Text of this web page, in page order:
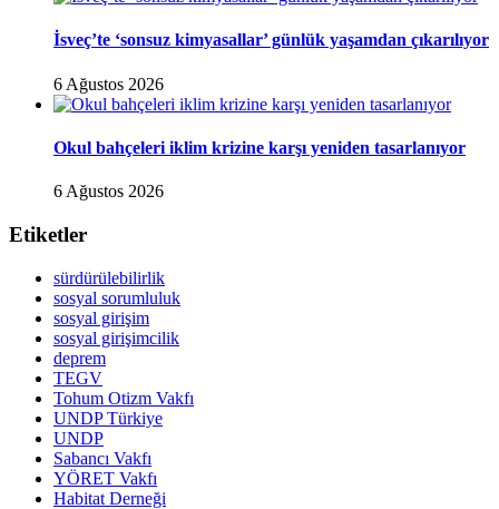
İsveç’te ‘sonsuz kimyasallar’ günlük yaşamdan çıkarılıyor
6 Ağustos 2026
Okul bahçeleri iklim krizine karşı yeniden tasarlanıyor
6 Ağustos 2026
Etiketler
sürdürülebilirlik
sosyal sorumluluk
sosyal girişim
sosyal girişimcilik
deprem
TEGV
Tohum Otizm Vakfı
UNDP Türkiye
UNDP
Sabancı Vakfı
YÖRET Vakfı
Habitat Derneği